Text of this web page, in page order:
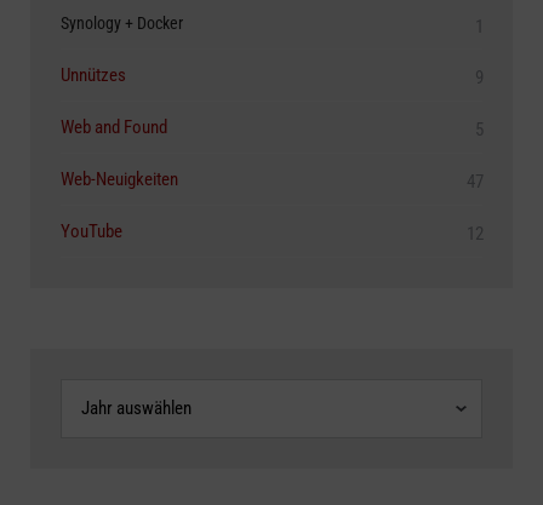
Synology + Docker 1
Unnützes 9
Web and Found 5
Web-Neuigkeiten 47
YouTube 12